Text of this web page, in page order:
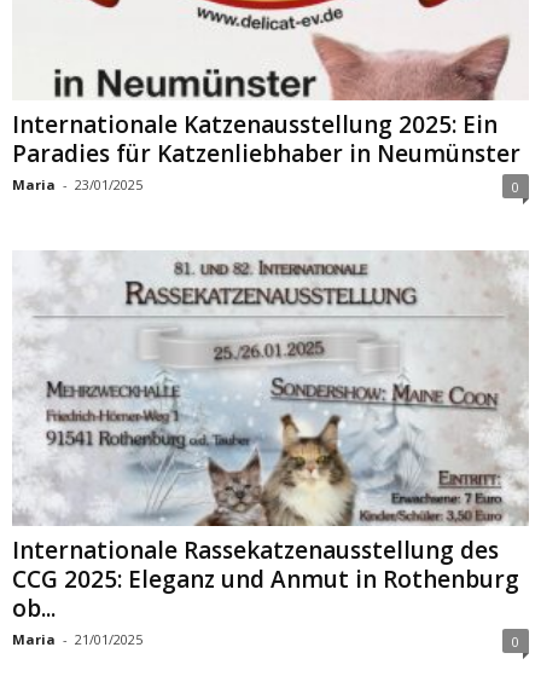
Internationale Katzenausstellung 2025: Ein
Paradies für Katzenliebhaber in Neumünster
Maria - 23/01/2025 0
Internationale Rassekatzenausstellung des
CCG 2025: Eleganz und Anmut in Rothenburg
ob...
Maria - 21/01/2025 0